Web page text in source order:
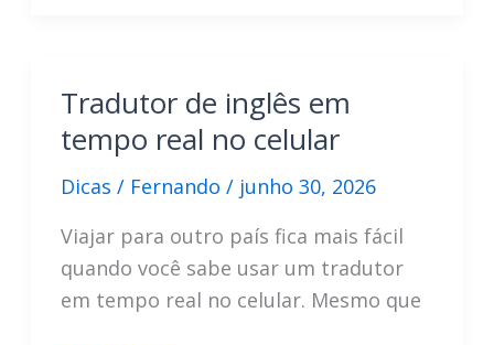
câmera
e
conversar
inglês
em
tempo
Tradutor de inglês em
tempo real no celular
Dicas / Fernando / junho 30, 2026
Viajar para outro país fica mais fácil
quando você sabe usar um tradutor
em tempo real no celular. Mesmo que